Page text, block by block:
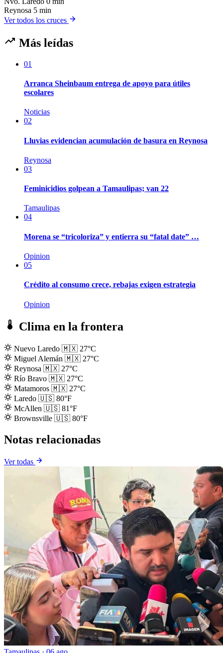
Reynosa 5 min
Ver todos los cruces
Más leídas
01
Arranca Sheinbaum entrega de apoyo para útiles
escolares
Noticias
02
Lluvias evidencian acumulación de basura en Reynosa
Reynosa
03
Feminicidios golpean a Tamaulipas; van 22
Tamaulipas
04
Morena se “tricoloriza” y entierra su “fatal date” …
Opinion
05
Crédito al consumo crece, rebajas exigen estrategia
Opinion
Clima en la frontera
Nuevo Laredo 🇲🇽 27°C
Miguel Alemán 🇲🇽 27°C
Reynosa 🇲🇽 27°C
Río Bravo 🇲🇽 27°C
Matamoros 🇲🇽 27°C
Laredo 🇺🇸 80°F
McAllen 🇺🇸 81°F
Brownsville 🇺🇸 80°F
Notas relacionadas
Ver todas